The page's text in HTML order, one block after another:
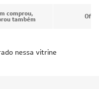
comprou,
também
nessa vitrine